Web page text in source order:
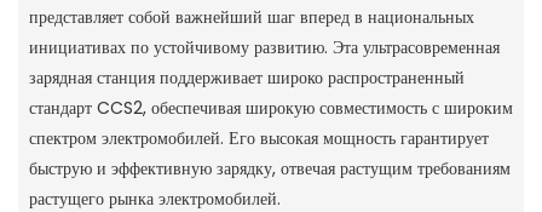
представляет собой важнейший шаг вперед в национальных
инициативах по устойчивому развитию. Эта ультрасовременная
зарядная станция поддерживает широко распространенный
стандарт CCS2, обеспечивая широкую совместимость с широким
спектром электромобилей. Его высокая мощность гарантирует
быструю и эффективную зарядку, отвечая растущим требованиям
растущего рынка электромобилей.